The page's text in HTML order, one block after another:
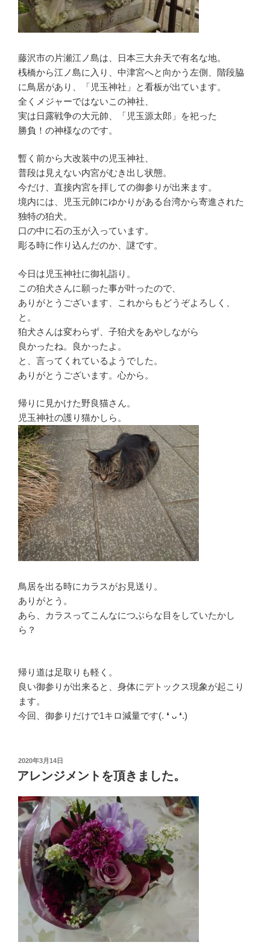
藤沢市の片瀬江ノ島は、日本三大弁天で有名な地。
桟橋から江ノ島に入り、中津宮へと向かう左側、階段脇
に鳥居があり、「児玉神社」と看板が出ています。
全くメジャーではないこの神社、
実は日露戦争の大元帥、「児玉源太郎」を祀った
勝負！の神様なのです。
暫く前から大改装中の児玉神社、
普段は見えない内宮がむき出し状態。
今だけ、直接内宮を拝しての御参りが出来ます。
境内には、児玉元帥にゆかりがある台湾から寄進された
独特の狛犬。
口の中に石の玉が入っています。
彫る時に作り込んだのか、謎です。
今日は児玉神社に御礼詣り。
この狛犬さんに願った事が叶ったので、
ありがとうございます、これからもどうぞよろしく、
と。
狛犬さんは変わらず、子狛犬をあやしながら
良かったね。良かったよ。
と、言ってくれているようでした。
ありがとうございます。心から。
帰りに見かけた野良猫さん。
児玉神社の護り猫かしら。
鳥居を出る時にカラスがお見送り。
ありがとう。
あら、カラスってこんなにつぶらな目をしていたかし
ら？
帰り道は足取りも軽く。
良い御参りが出来ると、身体にデトックス現象が起こり
ます。
今回、御参りだけで1キロ減量です(. ❛ ᴗ ❛.)
投
稿
日:
2020年3月14日
アレンジメントを頂きました。